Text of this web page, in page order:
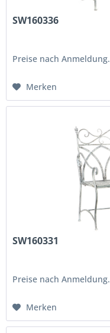
SW160336
Preise nach Anmeldung.
Merken
SW160331
Preise nach Anmeldung.
Merken